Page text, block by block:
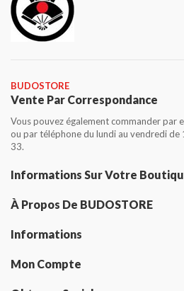
BUDOSTORE
Vente Par Correspondance
Vous pouvez également commander par
ou par téléphone du lundi au vendredi
33.
Informations Sur Votre
À Propos De BUDOSTORE
Informations
Mon Compte